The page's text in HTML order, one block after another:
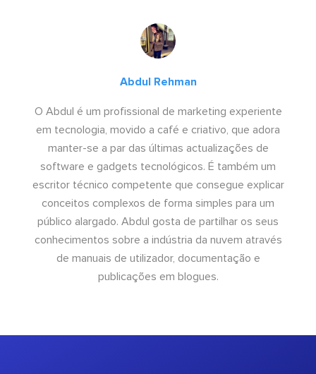
Abdul Rehman
O Abdul é um profissional de marketing experiente
em tecnologia, movido a café e criativo, que adora
manter-se a par das últimas actualizações de
software e gadgets tecnológicos. É também um
escritor técnico competente que consegue explicar
conceitos complexos de forma simples para um
público alargado. Abdul gosta de partilhar os seus
conhecimentos sobre a indústria da nuvem através
de manuais de utilizador, documentação e
publicações em blogues.